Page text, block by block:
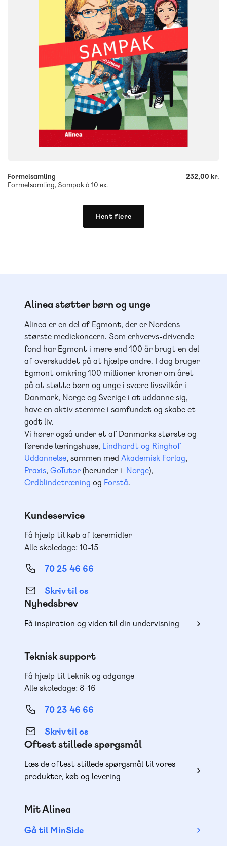
9788723041678
Formelsamling
Formelsamling, Sampak á 10 ex.
232,00 kr.
Hent flere
Alinea støtter børn og unge
Alinea er en del af Egmont, der er Nordens
største mediekoncern. Som erhvervs-drivende
fond har Egmont i mere end 100 år brugt en del
af overskuddet på at hjælpe andre. I dag bruger
Egmont omkring 100 millioner kroner om året
på at støtte børn og unge i svære livsvilkår i
Danmark, Norge og Sverige i at uddanne sig,
have en aktiv stemme i samfundet og skabe et
godt liv.
Vi hører også under et af Danmarks største og
førende læringshuse, Lindhardt og Ringhof
Uddannelse, sammen med Akademisk Forlag,
Praxis, GoTutor(herunder i Norge),
Ordblindetræning og Forstå.
Kundeservice
Få hjælp til køb af læremidler
Alle skoledage: 10-15
70 25 46 66
Skriv til os
Nyhedsbrev
Få inspiration og viden til din undervisning
Teknisk support
Få hjælp til teknik og adgange
Alle skoledage: 8-16
70 23 46 66
Skriv til os
Oftest stillede spørgsmål
Læs de oftest stillede spørgsmål til vores
produkter, køb og levering
Mit Alinea
Gå til MinSide